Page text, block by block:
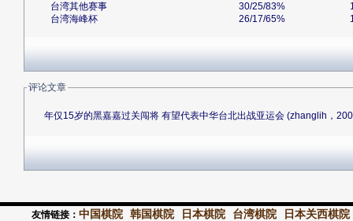
台湾其他赛事
30/25/83%
台湾海峰杯
26/17/65%
评论文章
年仅15岁的黑嘉嘉过关闯将 有望代表中华台北出战亚运会 (zhanglih，
友情链接： 中国棋院 韩国棋院 日本棋院 台湾棋院 日本关西棋院